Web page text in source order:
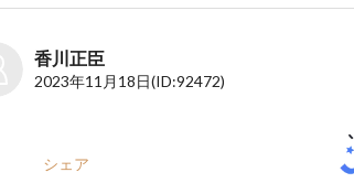
香川正臣
2023年11月18日(ID:92472)
シェア